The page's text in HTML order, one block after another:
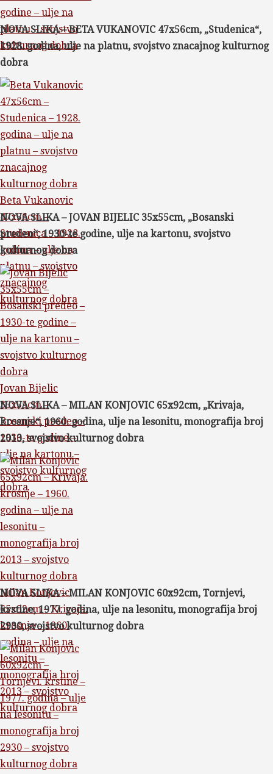
godine – ulje na
platnu – svojstvo
kulturnog dobra
NOVA SLIKA – BETA VUKANOVIC 47x56cm, „Studenica“,
1928. godina, ulje na platnu, svojstvo znacajnog kulturnog
dobra
Beta Vukanovic
47x56cm –
Studenica – 1928.
godina – ulje na
platnu – svojstvo
znacajnog
kulturnog dobra
NOVA SLIKA – JOVAN BIJELIC 35x55cm, „Bosanski
predeo“, 1930-te godine, ulje na kartonu, svojstvo
kulturnog dobra
Jovan Bijelic
35x55cm –
Bosanski predeo –
1930-te godine –
ulje na kartonu –
svojstvo kulturnog
dobra
NOVA SLIKA – MILAN KONJOVIC 65x92cm, „Krivaja,
krosnje“, 1960. godina, ulje na lesonitu, monografija broj
2013, svojstvo kulturnog dobra
Milan Konjovic
65x92cm – Krivaja.
krosnje – 1960.
godina – ulje na
lesonitu –
monografija broj
2013 – svojstvo
kulturnog dobra
NOVA SLIKA – MILAN KONJOVIC 60x92cm, Tornjevi,
krstine, 1977. godina, ulje na lesonitu, monografija broj
2930, svojstvo kulturnog dobra